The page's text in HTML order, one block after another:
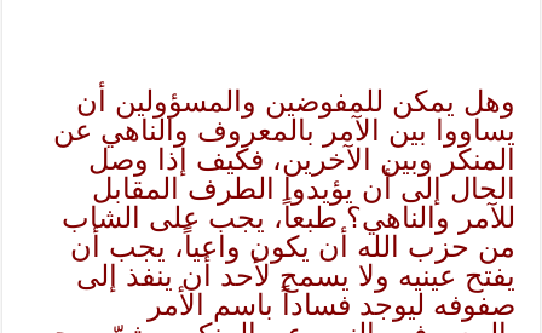
وهل يمكن للمفوضين والمسؤولين أن
يساووا بين الآمر بالمعروف والناهي عن
المنكر وبين الآخرين، فكيف إذا وصل
الحال إلى أن يؤيدوا الطرف المقابل
للآمر والناهي؟ طبعاً، يجب على الشاب
من حزب الله أن يكون واعياً، يجب أن
يفتح عينيه ولا يسمح لأحد أن ينفذ إلى
صفوفه ليوجد فساداً باسم الأمر